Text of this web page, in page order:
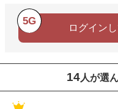
5G
ログイン
14人が選